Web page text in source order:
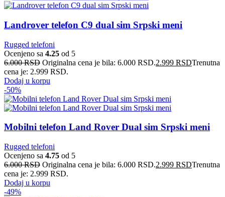
Landrover telefon C9 dual sim Srpski meni
Rugged telefoni
Ocenjeno sa 4.25 od 5
6.000RSD Originalna cena je bila: 6.000 RSD.2.999 RSDTrenutna
cena je: 2.999 RSD.
Dodaj u korpu
-50%
Mobilni telefon Land Rover Dual sim Srpski meni
Rugged telefoni
Ocenjeno sa 4.75 od 5
6.000RSD Originalna cena je bila: 6.000 RSD.2.999 RSDTrenutna
cena je: 2.999 RSD.
Dodaj u korpu
-49%